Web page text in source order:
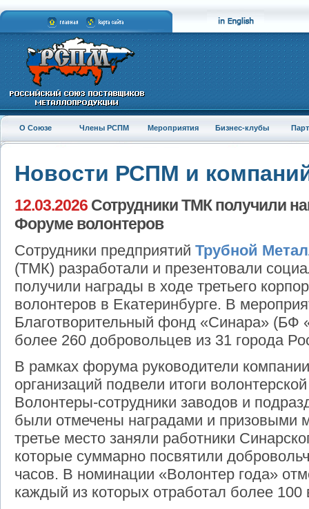
О Союзе Члены РСПМ Мероприятия Бизнес-клубы
Новости РСПМ и
12.03.2026 Сотрудники ТМК получили
Форуме волонтеров
Сотрудники предприятий Трубной
(ТМК) разработали и презентовали
получили награды в ходе третьего
волонтеров в Екатеринбурге. В
Благотворительный фонд «Синара» (БФ
более 260 добровольцев из 31 города
В рамках форума руководители
организаций подвели итоги
Волонтеры-сотрудники заводов и
были отмечены наградами и призовыми
третье место заняли работники
которые суммарно посвятили
часов. В номинации «Волонтер года»
каждый из которых отработал более 100